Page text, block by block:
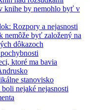
knihe by nemohlo byť v
Rozpory a nejasnosti
nemôže byť založený na
dôkazoch
ktoré ma bavia
stanovisko
nejaké nejasnosti